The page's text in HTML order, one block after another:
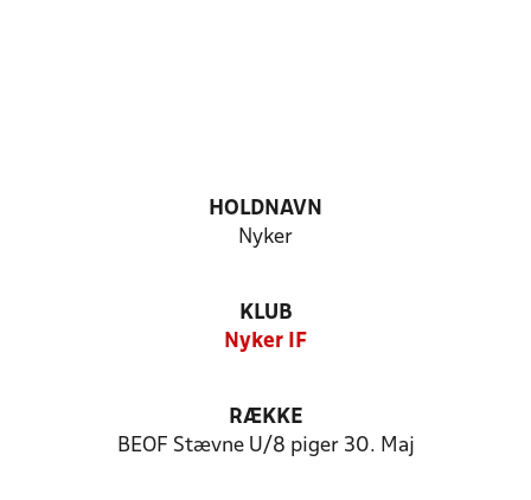
HOLDNAVN
Nyker
KLUB
Nyker IF
RÆKKE
BEOF Stævne U/8 piger 30. Maj